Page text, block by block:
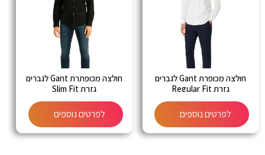
חולצה מכופרת Gant לגברים
גזרת Regular Fit
לפרטים נוספים
חולצה מכופתרת Gant לגברים
גזרת Slim Fit
לפרטים נוספים